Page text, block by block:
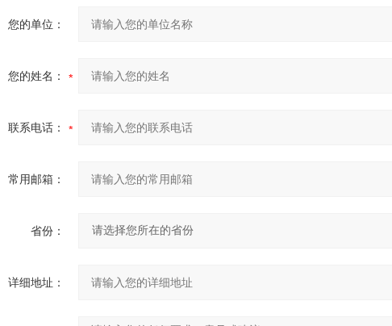
您的单位：
您的姓名：
联系电话：
常用邮箱：
省份：
详细地址：